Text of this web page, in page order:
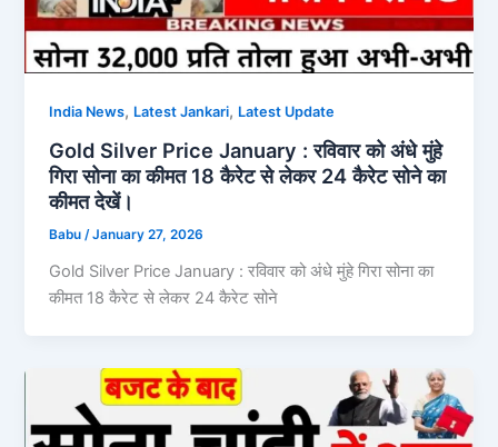
India News, Latest Jankari, Latest Update
Gold Silver Price January : रविवार को अंधे मुंहे
गिरा सोना का कीमत 18 कैरेट से लेकर 24 कैरेट सोने का
कीमत देखें।
Babu/January 27, 2026
Gold Silver Price January : रविवार को अंधे मुंहे गिरा सोना का
कीमत 18 कैरेट से लेकर 24 कैरेट सोने